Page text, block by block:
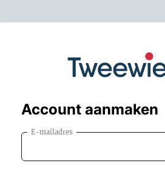
Account aanmaken
E-mailadres